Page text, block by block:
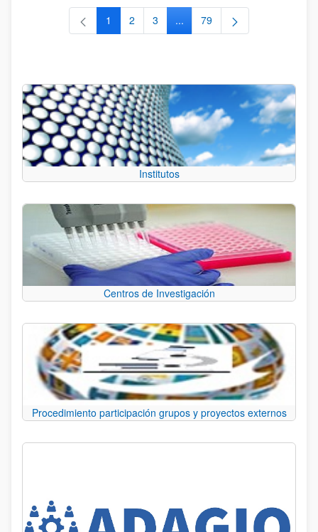
Página
1 Página
2 Página
3 ...Páginas intermedias Use TAB
Página
79
Institutos
Centros de Investigación
Procedimiento participación grupos y proyectos externos